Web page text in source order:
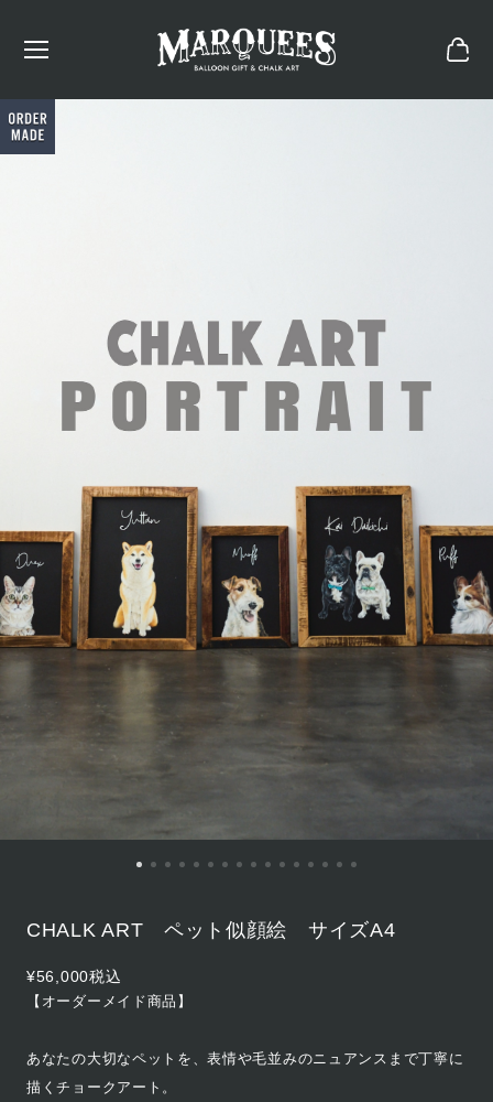
CHALK ART ペット似顔絵 サイズA4
¥56,000税込
【オーダーメイド商品】
あなたの大切なペットを、表情や毛並みのニュアンスまで丁寧に
描くチョークアート。